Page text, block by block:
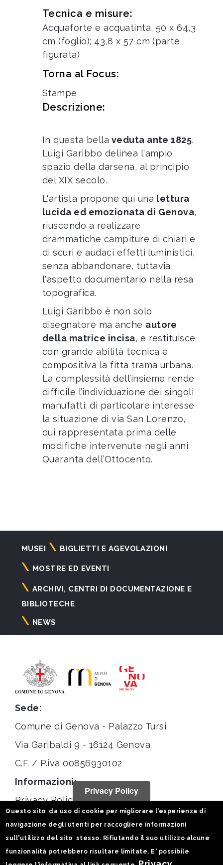
Tecnica e misure:
Acquaforte e acquatinta, 50 x 64,3
cm (foglio); 43,8 x 57 cm (parte
figurata)
Torna al Focus:
Stampe
Descrizione:
In questa bella veduta ante 1825,
Luigi Garibbo delinea l'ampio
spazio della darsena, al principio
del XIX secolo.
L'artista propone qui una lettura
lucida ed emozionata di Genova,
riuscendo a realizzare
drammatiche campiture di chiari e
di scuri e audaci effetti luministici,
senza abbandonare, tuttavia,
l'aspetto documentario nella resa
topografica.
Luigi Garibbo è non solo
disegnatore ma anche autore
della matrice incisa, e restituisce
con grande abilità tecnica e
compositiva la fitta trama urbana.
La complessità dell’insieme rende
difficile l’individuazione dei singoli
manufatti: di particolare interesse
la situazione di via San Lorenzo,
qui rappresentata prima delle
modifiche intervenute negli anni
Quaranta dell’Ottocento.
Navigazione
principale
MUSEI BIGLIETTI E AGEVOLAZIONI
MOSTRE ED EVENTI
ARCHIVI, CENTRI DI DOCUMENTAZIONE E
BIBLIOTECHE
NEWS
Sede:
Comune di Genova - Palazzo Tursi
Via Garibaldi 9 - 16124 Genova
C.F. / P.iva 00856930102
Informazioni:
Privacy Policy
Statistiche
Seguici su:
Privacy Policy
Questo sito da uso di cookie per migliorare l'esperienza di
navigazione degli utenti per raccogliere informazioni
sull'utilizzo del sito stesso. Rifiutando il suo utilizzo alcune
funzionalità potrebbero risultare limitate. E' possibile